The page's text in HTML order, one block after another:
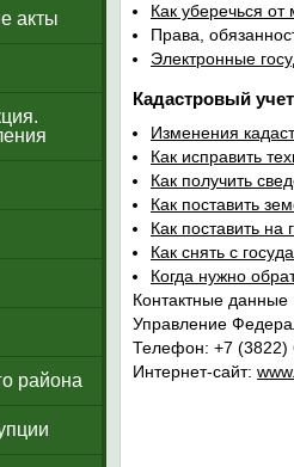
акты
района
Как уберечься
Права,
Электронные
Кадастровый учет
Изменения
Как исправить
Как получить
Как поставить
Как поставить на
Как снять с
Когда нужно
Контактные данные
Управление
Телефон: +7 (3822)
Интернет-сайт: